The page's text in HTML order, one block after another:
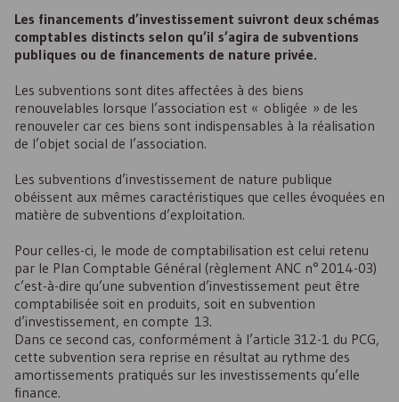
Les financements d’investissement suivront deux schémas
comptables distincts selon qu’il s’agira de subventions
publiques ou de financements de nature privée.
Les subventions sont dites affectées à des biens
renouvelables lorsque l’association est « obligée » de les
renouveler car ces biens sont indispensables à la réalisation
de l’objet social de l’association.
Les subventions d’investissement de nature publique
obéissent aux mêmes caractéristiques que celles évoquées en
matière de subventions d’exploitation.
Pour celles-ci, le mode de comptabilisation est celui retenu
par le Plan Comptable Général (règlement ANC n° 2014-03)
c’est-à-dire qu’une subvention d’investissement peut être
comptabilisée soit en produits, soit en subvention
d’investissement, en compte 13.
Dans ce second cas, conformément à l’article 312-1 du PCG,
cette subvention sera reprise en résultat au rythme des
amortissements pratiqués sur les investissements qu’elle
finance.